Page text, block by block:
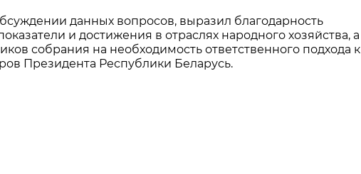
данных вопросов, выразил благодарность
и достижения в отраслях народного хозяйства, а
собрания на необходимость ответственного подхода к
Президента Республики Беларусь.